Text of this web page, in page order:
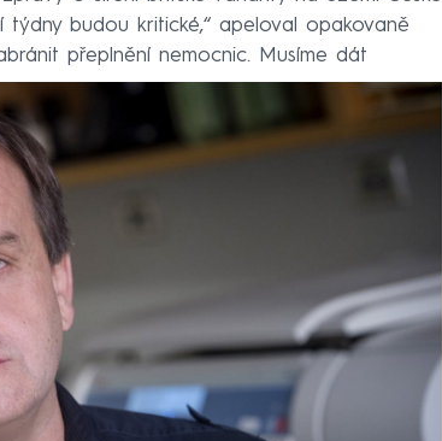
týdny budou kritické,“ apeloval opakovaně
přeplnění nemocnic. Musíme dát